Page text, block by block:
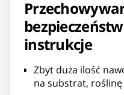
instrukcje
Zbyt duża ilość
na substrat,